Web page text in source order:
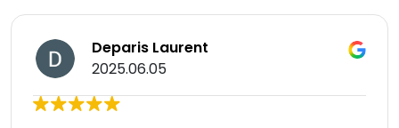
Deparis Laurent
2025.06.05